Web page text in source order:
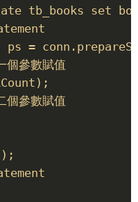
tb_books set
ps =
參數賦值
參數賦值